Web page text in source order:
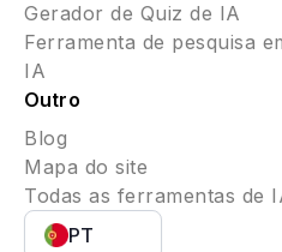
Gerador de Quiz de IA
Ferramenta de pesquisa
IA
Outro
Blog
Mapa do site
Todas as ferramentas de
PT